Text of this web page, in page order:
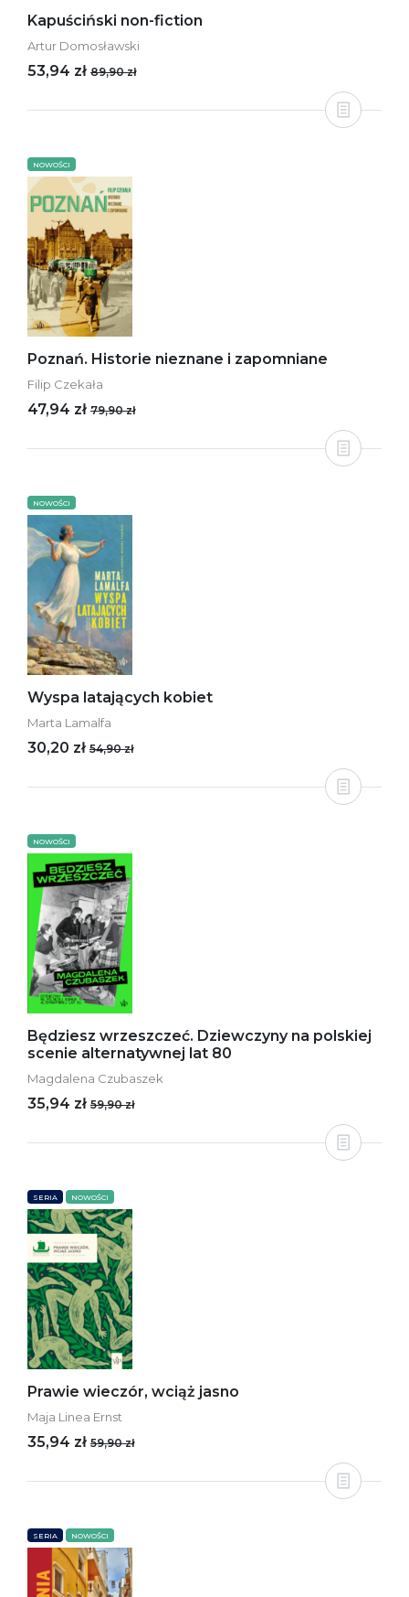
Kapuściński non-fiction
Artur Domosławski
53,94 zł 89,90 zł
NOWOŚCI
Poznań. Historie nieznane i zapomniane
Filip Czekała
47,94 zł 79,90 zł
NOWOŚCI
Wyspa latających kobiet
Marta Lamalfa
30,20 zł 54,90 zł
NOWOŚCI
Będziesz wrzeszczeć. Dziewczyny na polskiej
scenie alternatywnej lat 80
Magdalena Czubaszek
35,94 zł 59,90 zł
SERIA NOWOŚCI
Prawie wieczór, wciąż jasno
Maja Linea Ernst
35,94 zł 59,90 zł
SERIA NOWOŚCI